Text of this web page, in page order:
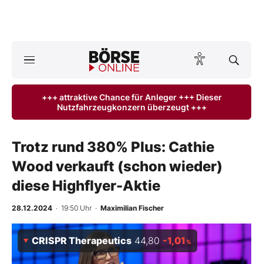
ktuelle Ausgabe BÖRSE ONLINE lesen
Finanz-Check
Abo & Shop
BO-Musterdepots
Experten
+++ attraktive Chance für Anleger +++ Dieser
Nutzfahrzeugkonzern überzeugt +++
Trotz rund 380% Plus: Cathie
Wood verkauft (schon wieder)
diese Highflyer-Aktie
28.12.2024 · 19:50 Uhr · Maximilian Fischer
CRISPR Therapeutics 44,80 -1,01%